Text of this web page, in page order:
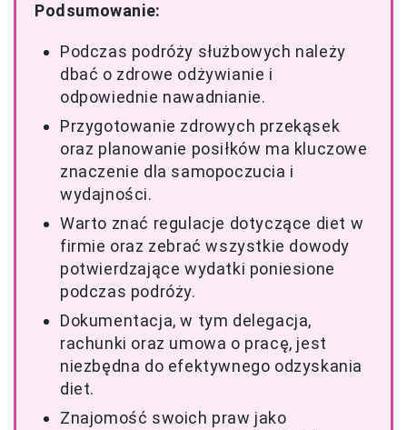
Podsumowanie:
Podczas podróży służbowych należy
dbać o zdrowe odżywianie i
odpowiednie nawadnianie.
Przygotowanie zdrowych przekąsek
oraz planowanie posiłków ma kluczowe
znaczenie dla samopoczucia i
wydajności.
Warto znać regulacje dotyczące diet w
firmie oraz zebrać wszystkie dowody
potwierdzające wydatki poniesione
podczas podróży.
Dokumentacja, w tym delegacja,
rachunki oraz umowa o pracę, jest
niezbędna do efektywnego odzyskania
diet.
Znajomość swoich praw jako